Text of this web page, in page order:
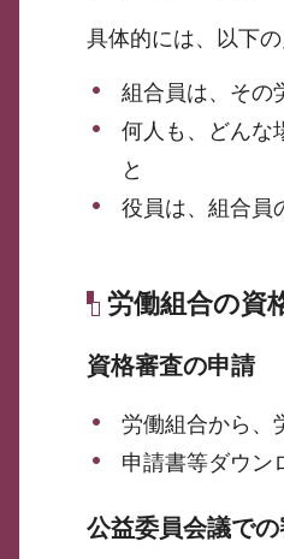
具体的には、以下
組合員は、その
何人も、どんな
と
役員は、組合員
労働組合の資
資格審査の申請
労働組合から、
申請書等ダウン
公益委員会議で